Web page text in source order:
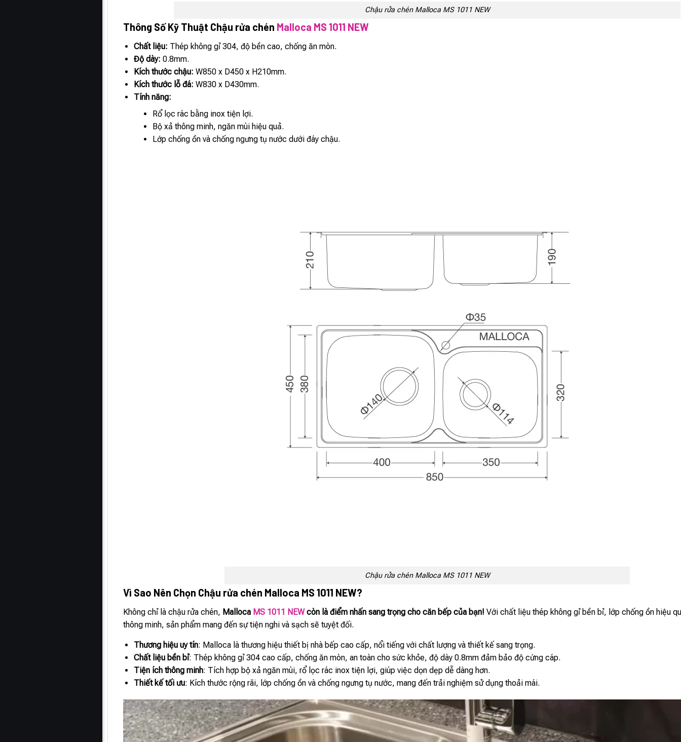
Chậu rửa chén Malloca MS 1011 NEW
Thông Số Kỹ Thuật Chậu rửa chén Malloca MS 1011 NEW
Chất liệu: Thép không gỉ 304, độ bền cao, chống ăn mòn.
Độ dày: 0.8mm.
Kích thước chậu: W850 x D450 x H210mm.
Kích thước lỗ đá: W830 x D430mm.
Tính năng:
Rổ lọc rác bằng inox tiện lợi.
Bộ xả thông minh, ngăn mùi hiệu quả.
Lớp chống ồn và chống ngưng tụ nước dưới đáy chậu.
Chậu rửa chén Malloca MS 1011 NEW
Vì Sao Nên Chọn Chậu rửa chén Malloca MS 1011 NEW?
Không chỉ là chậu rửa chén, Malloca MS 1011 NEWcòn là điểm nhấn sang trọng cho căn bếp của bạn! Với chất liệu thép không gỉ bền bỉ, lớp chống ồn hiệu
thông minh, sản phẩm mang đến sự tiện nghi và sạch sẽ tuyệt đối.
Thương hiệu uy tín: Malloca là thương hiệu thiết bị nhà bếp cao cấp, nổi tiếng với chất lượng và thiết kế sang trọng.
Chất liệu bền bỉ: Thép không gỉ 304 cao cấp, chống ăn mòn, an toàn cho sức khỏe, độ dày 0.8mm đảm bảo độ cứng cáp.
Tiện ích thông minh: Tích hợp bộ xả ngăn mùi, rổ lọc rác inox tiện lợi, giúp việc dọn dẹp dễ dàng hơn.
Thiết kế tối ưu: Kích thước rộng rãi, lớp chống ồn và chống ngưng tụ nước, mang đến trải nghiệm sử dụng thoải mái.